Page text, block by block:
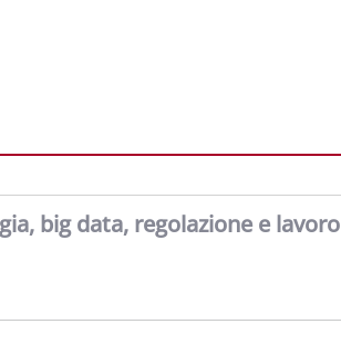
big data, regolazione e lavoro